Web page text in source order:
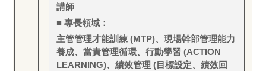
講師
■ 專長領域：
主管管理才能訓練 (MTP)、現場幹部管理能力
養成、當責管理循環、行動學習 (ACTION
LEARNING)、績效管理 (目標設定、績效回